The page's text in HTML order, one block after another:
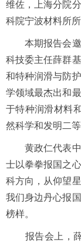
维佐，上海分院
科院宁波材料所
本期报告会邀
科技委主任薛群
和特种润滑与防
学领域最杰出和
于特种润滑材料
然科学和发明二等
黄政仁代表中
士以拳拳报国之
科方向，从仰望
我们身边丹心报
榜样。
报告会上，薛